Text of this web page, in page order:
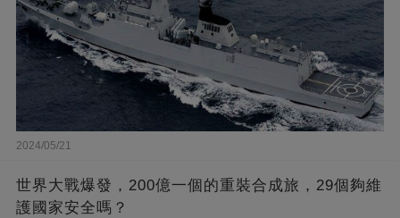
2024/05/21
世界大戰爆發，200億一個的重裝合成旅，29個夠維
護國家安全嗎？